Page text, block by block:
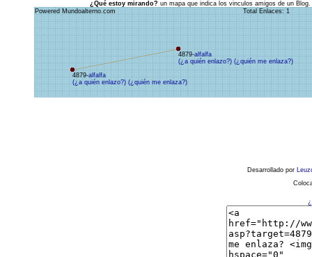
¿Qué estoy mirando? un mapa que indica los vinculos amigos de un
4879-alfalfa
(¿a quién enlazo?) (¿quién me enlaza?)
4879-alfalfa
(¿a quién enlazo?) (¿quién me enlaza?)
Powered Mundoalterno.com Total Enlaces: 1
Desarrollado por